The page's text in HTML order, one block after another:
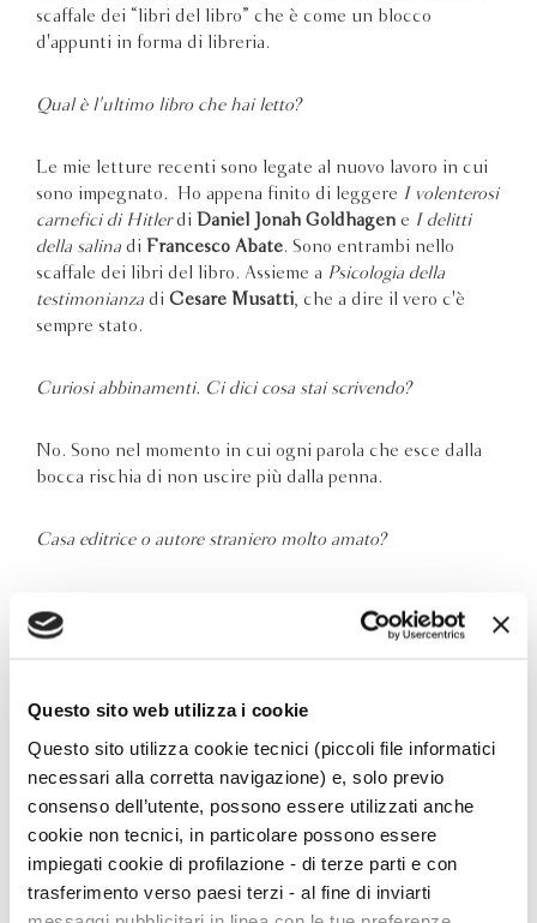
Questo sito web utilizza i cookie
Questo sito utilizza cookie tecnici (piccoli file informatici
necessari alla corretta navigazione) e, solo previo
consenso dell’utente, possono essere utilizzati anche
cookie non tecnici, in particolare possono essere
impiegati cookie di profilazione - di terze parti e con
trasferimento verso paesi terzi - al fine di inviarti
scaffale dei “libri del libro” che è come un blocco
d'appunti in forma di libreria.
Qual è l'ultimo libro che hai letto?
Le mie letture recenti sono legate al nuovo lavoro in cui
sono impegnato. Ho appena finito di leggere I volenterosi
carnefici di Hitlerdi Daniel Jonah Goldhagen e I delitti
della salina di Francesco Abate. Sono entrambi nello
scaffale dei libri del libro. Assieme a Psicologia della
testimonianza di Cesare Musatti , che a dire il vero c'è
sempre stato.
Curiosi abbinamenti. Ci dici cosa stai scrivendo?
No. Sono nel momento in cui ogni parola che esce dalla
bocca rischia di non uscire più dalla penna.
Casa editrice o autore straniero molto amato?
C’è un libro che ti ha salvato in un momento difficile, o che
ha cambiato il tuo percorso di vita?
Sicuramente Lessico famigliare Natalia Ginzburg
funzionato, da adolescente, come aveva funzionato Gian